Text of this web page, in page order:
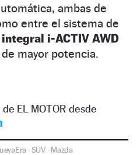
ambas de
entre el sistema de
integral i-ACTIV AWD
mayor potencia.
EL MOTOR desde
·SUV ·Mazda